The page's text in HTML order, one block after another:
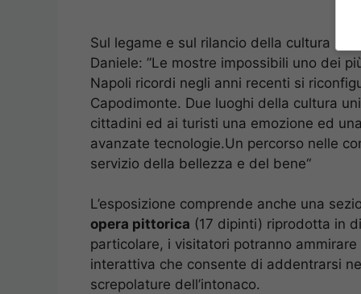
Sul legame e sul rilancio della cultura in
Daniele: ”Le mostre impossibili uno dei
Napoli ricordi negli anni recenti si
Capodimonte. Due luoghi della cultura
cittadini ed ai turisti una emozione ed
avanzate tecnologie.Un percorso nelle
servizio della bellezza e del bene“
L’esposizione comprende anche una
opera pittorica (17 dipinti) riprodotta in
particolare, i visitatori potranno ammirare
interattiva che consente di addentrarsi
screpolature dell’intonaco.